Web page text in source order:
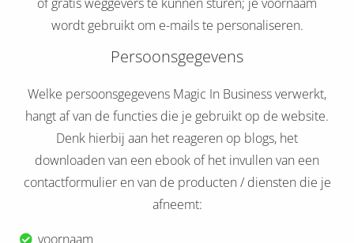
wordt gebruikt om e-mails te personaliseren.
Persoonsgegevens
Welke persoonsgegevens Magic In Business verwerkt,
hangt af van de functies die je gebruikt op de website.
Denk hierbij aan het reageren op blogs, het
downloaden van een ebook of het invullen van een
contactformulier en van de producten / diensten die je
afneemt:
voornaam
Hierdoor